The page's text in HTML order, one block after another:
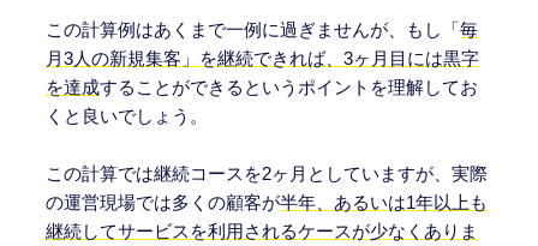
この計算例はあくまで一例に過ぎませんが、もし「毎
月3人の新規集客」を継続できれば、3ヶ月目には黒字
を達成することができるというポイントを理解してお
くと良いでしょう。
この計算では継続コースを2ヶ月としていますが、実際
の運営現場では多くの顧客が半年、あるいは1年以上も
継続してサービスを利用されるケースが少なくありま